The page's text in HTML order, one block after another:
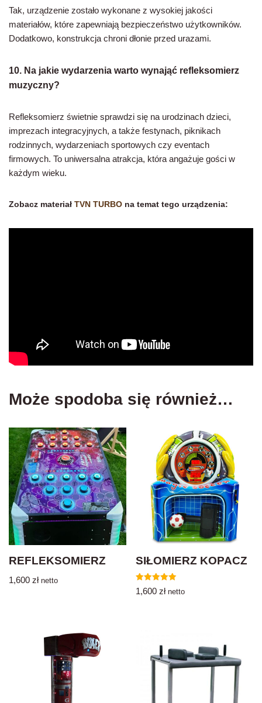
Tak, urządzenie zostało wykonane z wysokiej jakości
materiałów, które zapewniają bezpieczeństwo użytkowników.
Dodatkowo, konstrukcja chroni dłonie przed urazami.
10. Na jakie wydarzenia warto wynająć refleksomierz
muzyczny?
Refleksomierz świetnie sprawdzi się na urodzinach dzieci,
imprezach integracyjnych, a także festynach, piknikach
rodzinnych, wydarzeniach sportowych czy eventach
firmowych. To uniwersalna atrakcja, która angażuje gości w
każdym wieku.
Zobacz materiał TVN TURBO na temat tego urządzenia:
Może spodoba się również…
REFLEKSOMIERZ
1,600 zł netto
SIŁOMIERZ KOPACZ
Oceniono
5.00
1,600zł netto